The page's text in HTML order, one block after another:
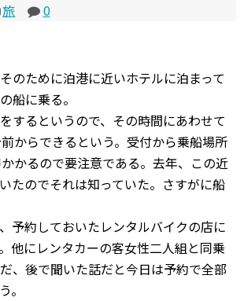
旅
0
のために泊港に近いホテルに泊まって
船に乗る。
するというので、その時間にあわせて
からできるという。受付から乗船場所
かるので要注意である。去年、この近
たのでそれは知っていた。さすがに船
予約しておいたレンタルバイクの店に
他にレンタカーの客女性二人組と同乗
、後で聞いた話だと今日は予約で全部
。